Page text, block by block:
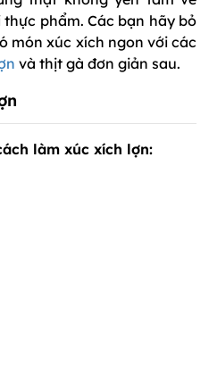
phẩm. Các bạn hãy bỏ
món xúc xích ngon với các
và thịt gà đơn giản sau.
làm xúc xích lợn: